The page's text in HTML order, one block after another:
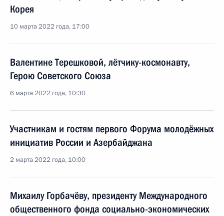
Корея
10 марта 2022 года, 17:00
Валентине Терешковой, лётчику-космонавту,
Герою Советского Союза
6 марта 2022 года, 10:30
Участникам и гостям первого Форума молодёжных
инициатив России и Азербайджана
2 марта 2022 года, 10:00
Михаилу Горбачёву, президенту Международного
общественного фонда социально-экономических